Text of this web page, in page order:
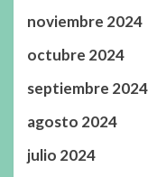
noviembre 2024
octubre 2024
septiembre 2024
agosto 2024
julio 2024